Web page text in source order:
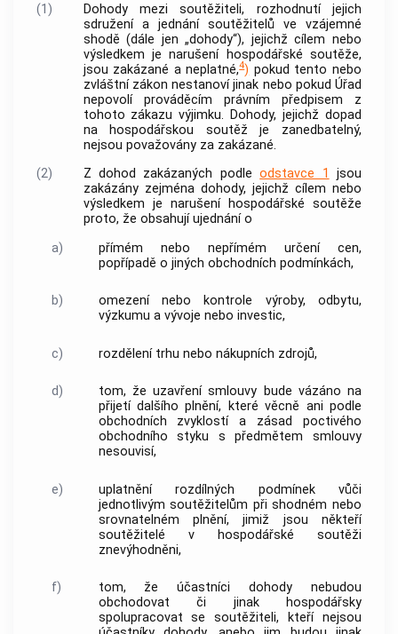
(1) Dohody mezisoutěžiteli, rozhodnutí jejich
sdružení a jednání soutěžitelů ve vzájemné
shodě (dále jen „dohody“), jejichž cílem nebo
výsledkem je narušení hospodářské soutěže,
jsou zakázané a neplatné,4) pokud tento nebo
zvláštní zákon nestanoví jinak nebo pokud Úřad
nepovolí prováděcím právním předpisem z
tohoto zákazu výjimku. Dohody, jejichž dopad
na hospodářskou soutěž je zanedbatelný,
nejsou považovány za zakázané.
(2)
Z dohod zakázaných podleodstavce 1
jsou
zakázány zejména dohody, jejichž cílem nebo
výsledkem je narušení hospodářské soutěže
proto, že obsahují ujednání o
a)
přímém nebo nepřímém určení cen,
popřípadě o jiných obchodních podmínkách,
b) omezení nebo kontrole výroby, odbytu,
výzkumu a vývoje nebo investic,
c) rozdělení trhu nebo nákupních zdrojů,
d)
tom, že uzavření smlouvy bude vázáno na
přijetí dalšího plnění, které věcně ani podle
obchodních zvyklostí a zásad poctivého
obchodního styku s předmětem smlouvy
nesouvisí,
e)
uplatnění rozdílných podmínek vůči
jednotlivýmsoutěžitelům při shodném nebo
srovnatelném plnění, jimiž jsou někteří
soutěžitelé v hospodářské soutěži
znevýhodněni,
f)
tom, že účastníci dohody nebudou
obchodovat či jinak hospodářsky
spolupracovat sesoutěžiteli, kteří nejsou